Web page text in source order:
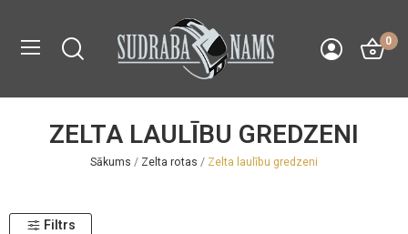
0
ZELTA LAULĪBU GREDZENI
Sākums Zelta rotas Zelta laulību gredzeni
Filtrs